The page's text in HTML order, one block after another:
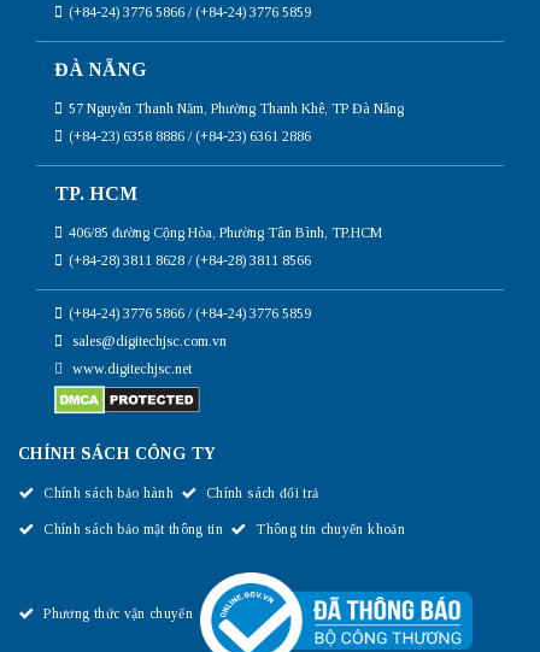
(+84-24) 3776 5866 / (+84-24) 3776 5859
ĐÀ NẴNG
57 Nguyễn Thanh Năm, Phường Thanh Khê, TP Đà Nẵng
(+84-23) 6358 8886 / (+84-23) 6361 2886
TP. HCM
406/85 đường Cộng Hòa, Phường Tân Bình, TP.HCM
(+84-28) 3811 8628 / (+84-28) 3811 8566
(+84-24) 3776 5866 / (+84-24) 3776 5859
sales@digitechjsc.com.vn
www.digitechjsc.net
CHÍNH SÁCH CÔNG TY
Chính sách bảo hành Chính sách đổi trả
Chính sách bảo mật thông tin Thông tin chuyển khoản
Phương thức vận chuyển